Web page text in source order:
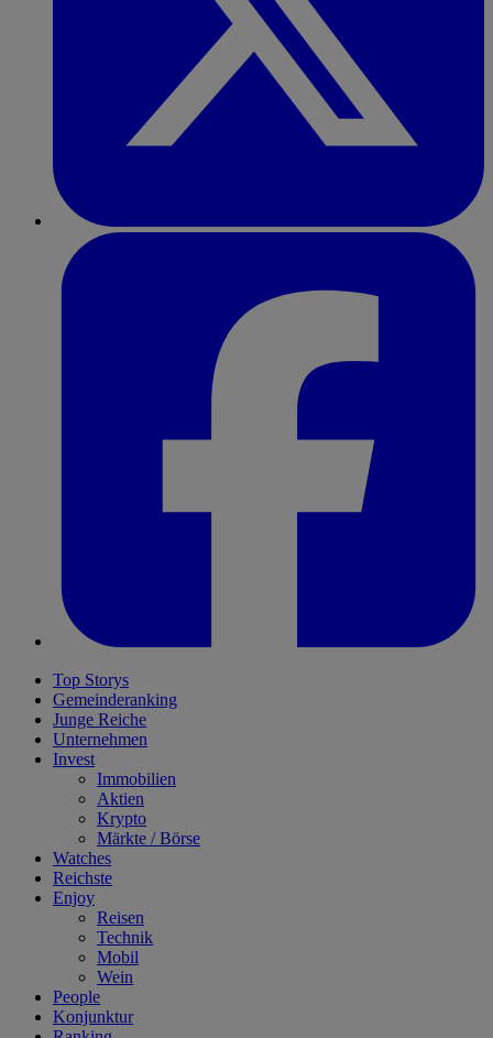
Top Storys
Gemeinderanking
Junge Reiche
Unternehmen
Invest
Immobilien
Aktien
Krypto
Märkte / Börse
Watches
Reichste
Enjoy
Reisen
Technik
Mobil
Wein
People
Konjunktur